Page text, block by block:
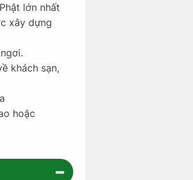
lớn nhất
xây dựng
khách sạn,
hoặc